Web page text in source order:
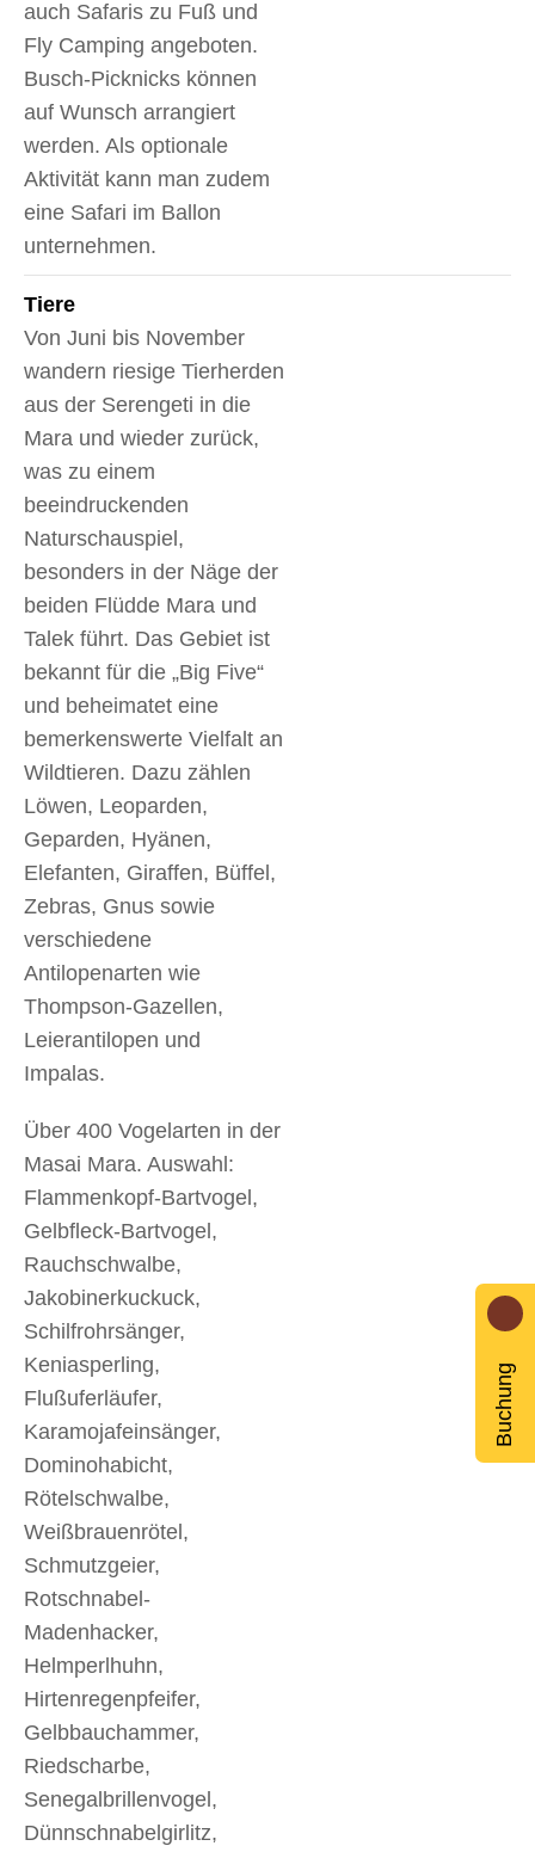
auch Safaris zu Fuß und
Fly Camping angeboten.
Busch-Picknicks können
auf Wunsch arrangiert
werden. Als optionale
Aktivität kann man zudem
eine Safari im Ballon
unternehmen.
Tiere
Von Juni bis November
wandern riesige Tierherden
aus der Serengeti in die
Mara und wieder zurück,
was zu einem
beeindruckenden
Naturschauspiel,
besonders in der Näge der
beiden Flüdde Mara und
Talek führt. Das Gebiet ist
bekannt für die „Big Five“
und beheimatet eine
bemerkenswerte Vielfalt an
Wildtieren. Dazu zählen
Löwen, Leoparden,
Geparden, Hyänen,
Elefanten, Giraffen, Büffel,
Zebras, Gnus sowie
verschiedene
Antilopenarten wie
Thompson-Gazellen,
Leierantilopen und
Impalas.
Über 400 Vogelarten in der
Masai Mara. Auswahl:
Flammenkopf-Bartvogel,
Gelbfleck-Bartvogel,
Rauchschwalbe,
Jakobinerkuckuck,
Schilfrohrsänger,
Keniasperling,
Flußuferläufer,
Karamojafeinsänger,
Dominohabicht,
Rötelschwalbe,
Weißbrauenrötel,
Schmutzgeier,
Rotschnabel-
Madenhacker,
Helmperlhuhn,
Hirtenregenpfeifer,
Gelbbauchammer,
Riedscharbe,
Senegalbrillenvogel,
Dünnschnabelgirlitz,
Buchung